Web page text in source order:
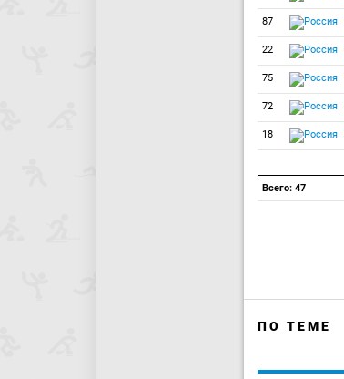
87
22
75
72
18
Всего: 47
ПО ТЕМЕ